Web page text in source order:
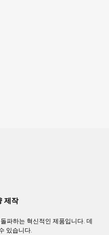
제작
파하는 혁신적인 제품입니다. 데
있습니다.